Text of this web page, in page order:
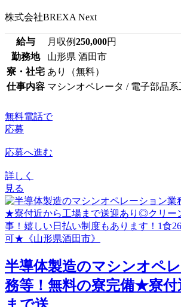
株式会社BREXA Next
給与 月収例250,000円
勤務地
山形県 酒田市
寮・社宅 あり（無料）
仕事内容 マシンオペレータ / 電子部品系
無料電話で
応募
応募へ進む
詳しく
見る
半導体製造のマシンオペ
務等！無料の寮完備★寮付